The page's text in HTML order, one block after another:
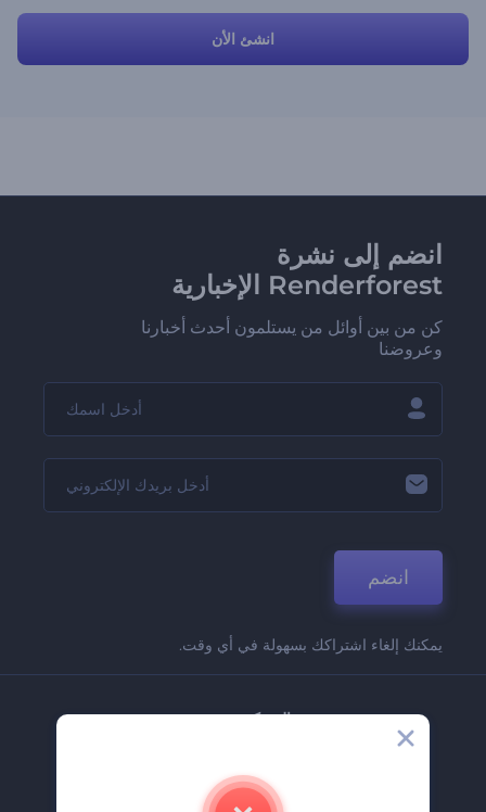
انشئ الأن
انضم إلى نشرة
Renderforest الإخبارية
كن من بين أوائل من يستلمون أحدث أخبارنا
وعروضنا
انضم
يمكنك إلغاء اشتراكك بسهولة في أي وقت.
الشركة
اتصل بنا